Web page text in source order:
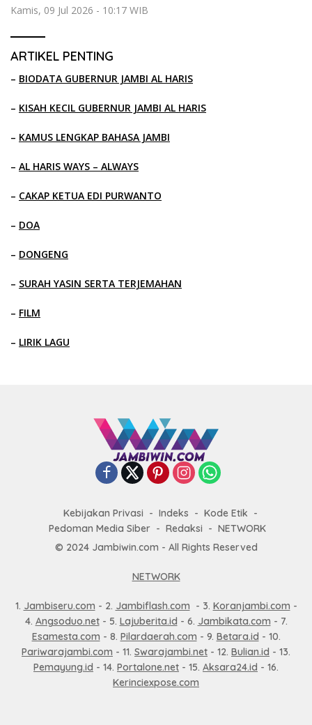
Kamis, 09 Jul 2026 - 10:17 WIB
ARTIKEL PENTING
– BIODATA GUBERNUR JAMBI AL HARIS
– KISAH KECIL GUBERNUR JAMBI AL HARIS
– KAMUS LENGKAP BAHASA JAMBI
– AL HARIS WAYS – ALWAYS
– CAKAP KETUA EDI PURWANTO
– DOA
– DONGENG
– SURAH YASIN SERTA TERJEMAHAN
– FILM
– LIRIK LAGU
Kebijakan Privasi Indeks
Kode Etik
Pedoman Media Siber
Redaksi
NETWORK
© 2024 Jambiwin.com - All Rights Reserved
NETWORK
1. Jambiseru.com - 2. Jambiflash.com - 3. Koranjambi.com -
4. Angsoduo.net- 5. Lajuberita.id - 6. Jambikata.com - 7.
Esamesta.com - 8. Pilardaerah.com - 9. Betara.id - 10.
Pariwarajambi.com - 11. Swarajambi.net - 12. Bulian.id - 13.
Pemayung.id - 14. Portalone.net - 15. Aksara24.id - 16.
Kerinciexpose.com